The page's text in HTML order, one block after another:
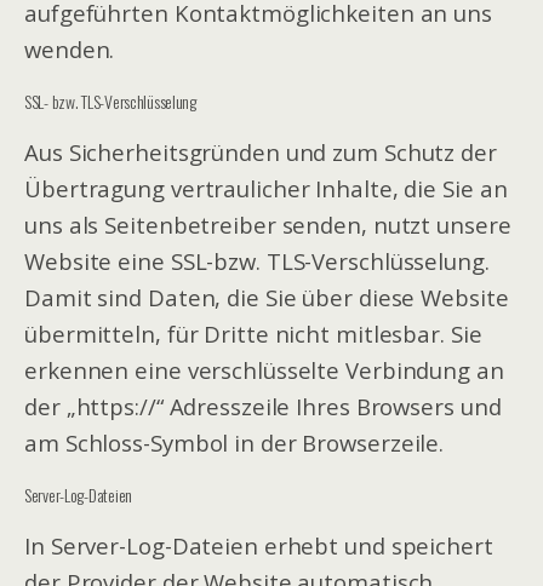
aufgeführten Kontaktmöglichkeiten an uns
wenden.
SSL- bzw. TLS-Verschlüsselung
Aus Sicherheitsgründen und zum Schutz der
Übertragung vertraulicher Inhalte, die Sie an
uns als Seitenbetreiber senden, nutzt unsere
Website eine SSL-bzw. TLS-Verschlüsselung.
Damit sind Daten, die Sie über diese Website
übermitteln, für Dritte nicht mitlesbar. Sie
erkennen eine verschlüsselte Verbindung an
der „https://“ Adresszeile Ihres Browsers und
am Schloss-Symbol in der Browserzeile.
Server-Log-Dateien
In Server-Log-Dateien erhebt und speichert